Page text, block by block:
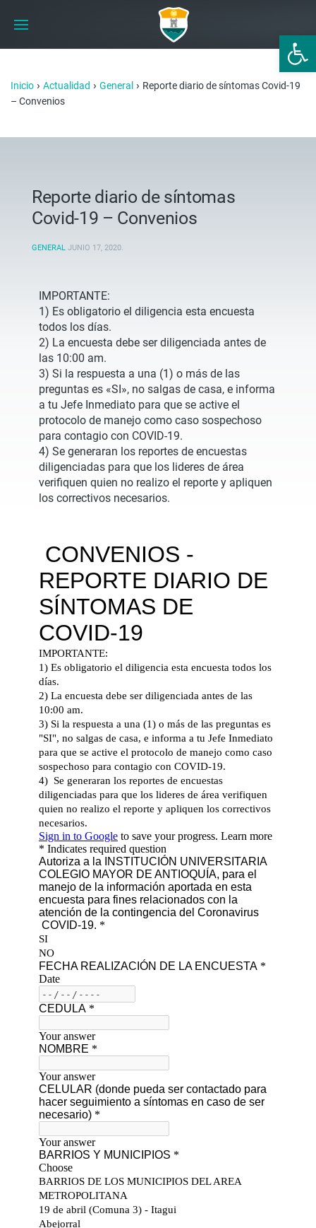
Abrir
Inicio › Actualidad › General › Reporte diario de síntomas Covid-19
– Convenios
Reporte diario de síntomas
Covid-19 – Convenios
GENERAL JUNIO 17, 2020.
IMPORTANTE:
1) Es obligatorio el diligencia esta encuesta
todos los días.
2) La encuesta debe ser diligenciada antes de
las 10:00 am.
3) Si la respuesta a una (1) o más de las
preguntas es «SI», no salgas de casa, e informa
a tu Jefe Inmediato para que se active el
protocolo de manejo como caso sospechoso
para contagio con COVID-19.
4) Se generaran los reportes de encuestas
diligenciadas para que los lideres de área
verifiquen quien no realizo el reporte y apliquen
los correctivos necesarios.